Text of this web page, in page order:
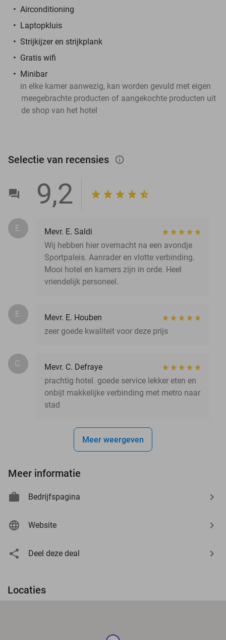
Airconditioning
Laptopkluis
Strijkijzer en strijkplank
Gratis wifi
Minibar
in elke kamer aanwezig, kan worden gevuld met eigen
meegebrachte producten of aangekochte producten uit
de shop van het hotel
Selectie van recensies info_outlined
9,2
E.
Mevr. E. Saldi
Wij hebben hier overnacht na een avondje
Sportpaleis. Aanrader en vlotte verbinding.
Mooi hotel en kamers zijn in orde. Heel
vriendelijk personeel.
E.
Mevr. E. Houben
zeer goede kwaliteit voor deze prijs
C.
Mevr. C. Defraye
prachtig hotel. goede service lekker eten en
onbijt makkelijke verbinding met metro naar
stad
Meer weergeven
Meer informatie
Bedrijfspagina
Website
Deel deze deal
Locaties